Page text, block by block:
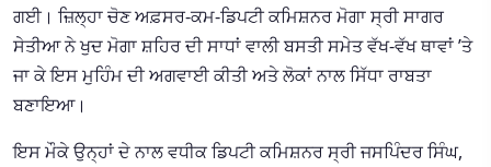
ਗਈ। ਜ਼ਿਲ੍ਹਾ ਚੋਣ ਅਫ਼ਸਰ-ਕਮ-ਡਿਪਟੀ ਕਮਿਸ਼ਨਰ ਮੋਗਾ ਸ੍ਰੀ ਸਾਗਰ
ਸੇਤੀਆ ਨੇ ਖੁਦ ਮੋਗਾ ਸ਼ਹਿਰ ਦੀ ਸਾਧਾਂ ਵਾਲੀ ਬਸਤੀ ਸਮੇਤ ਵੱਖ-ਵੱਖ ਥਾਵਾਂ ’ਤੇ
ਜਾ ਕੇ ਇਸ ਮੁਹਿੰਮ ਦੀ ਅਗਵਾਈ ਕੀਤੀ ਅਤੇ ਲੋਕਾਂ ਨਾਲ ਸਿੱਧਾ ਰਾਬਤਾ
ਬਣਾਇਆ।
ਇਸ ਮੌਕੇ ਉਨ੍ਹਾਂ ਦੇ ਨਾਲ ਵਧੀਕ ਡਿਪਟੀ ਕਮਿਸ਼ਨਰ ਸ੍ਰੀ ਜਸਪਿੰਦਰ ਸਿੰਘ,